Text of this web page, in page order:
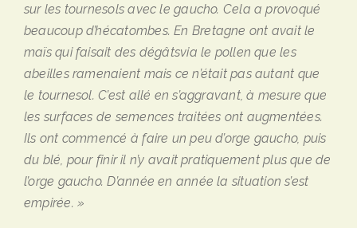
sur les tournesols avec le gaucho. Cela a provoqué
beaucoup d’hécatombes. En Bretagne ont avait le
maïs qui faisait des dégâtsvia le pollen que les
abeillesramenaient mais ce nétait pas autant que
le tournesol. C’est allé en s’aggravant, à mesure que
les surfaces de semences traitées ont augmentées.
Ils ont commencé à faire un peu d’orge gaucho, puis
du blé, pour finir il n’y avait pratiquement plus que de
l’orge gaucho. D’année en année la situation s’est
empirée. »